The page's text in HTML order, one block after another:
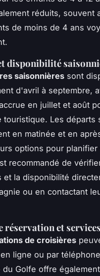
réduits, souvent
de moins de 4 ans
disponibilité
saisonnières sont
d'avril à septembre,
en juillet et août
touristique. Les départs
en matinée et en
options pour
recommandé de
et la disponibilité
ou en contactant
réservation et
de croisières
ligne ou par
du Golfe offre